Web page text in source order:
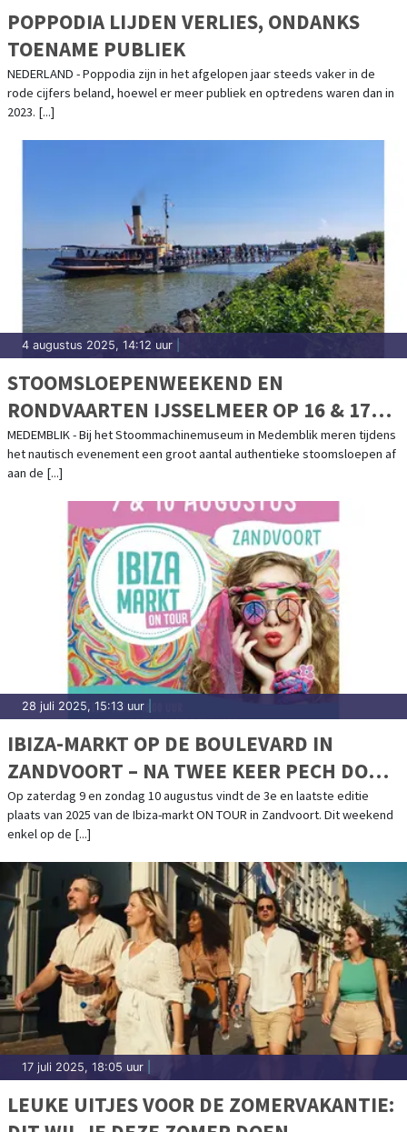
POPPODIA LIJDEN VERLIES, ONDANKS
TOENAME PUBLIEK
NEDERLAND - Poppodia zijn in het afgelopen jaar steeds vaker in de
rode cijfers beland, hoewel er meer publiek en optredens waren dan in
2023. [...]
4 augustus 2025, 14:12 uur
STOOMSLOEPENWEEKEND EN
RONDVAARTEN IJSSELMEER OP 16 & 17
AUGUSTUS
MEDEMBLIK - Bij het Stoommachinemuseum in Medemblik meren tijdens
het nautisch evenement een groot aantal authentieke stoomsloepen af
aan de [...]
28 juli 2025, 15:13 uur
IBIZA-MARKT OP DE BOULEVARD IN
ZANDVOORT – NA TWEE KEER PECH DOOR
HET WEER GAAN WE VOOR EEN LAATSTE
MOOI WEEKEND!
Op zaterdag 9 en zondag 10 augustus vindt de 3e en laatste editie
plaats van 2025 van de Ibiza-markt ON TOUR in Zandvoort. Dit weekend
enkel op de [...]
17 juli 2025, 18:05 uur
LEUKE UITJES VOOR DE ZOMERVAKANTIE: